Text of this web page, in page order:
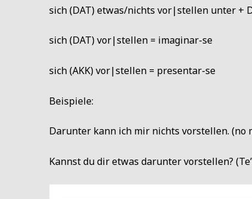
sich (DAT) etwas/nichts vor|stellen unter +
sich (DAT) vor|stellen = imaginar-se
sich (AKK) vor|stellen = presentar-se
Beispiele:
Darunter kann ich mir nichts vorstellen. (no
Kannst du dir etwas darunter vorstellen?